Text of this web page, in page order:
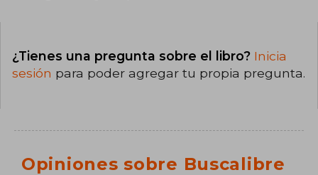
¿Tienes una pregunta sobre el libro? Inicia
sesión para poder agregar tu propia pregunta.
Opiniones sobre Buscalibre